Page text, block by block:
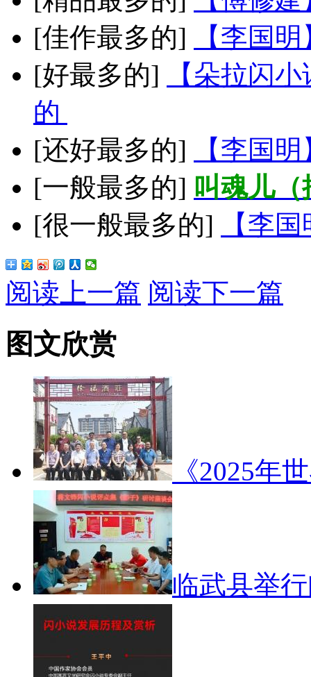
[佳作最多的]
【李国
[好最多的]
【朵拉闪
的
[还好最多的]
【李国
[一般最多的] 叫魂儿
[很一般最多的]
【李
阅读上一篇 阅读下一篇
图文欣赏
《2025年
临武县举